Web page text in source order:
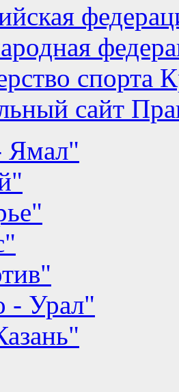
спорта
сайт
Ямал"
- Урал"